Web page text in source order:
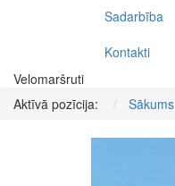
Sadarbība
Kontakti
Velomaršruti
Aktīvā pozīcija:
Sākums